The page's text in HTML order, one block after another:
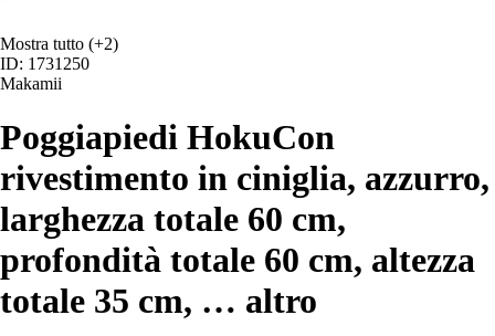
Mostra tutto (+2)
ID: 1731250
Makamii
Poggiapiedi HokuCon
rivestimento in ciniglia, azzurro,
larghezza totale 60 cm,
profondità totale 60 cm, altezza
totale 35 cm, … altro